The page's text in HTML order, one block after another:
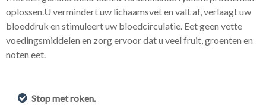
oplossen.U vermindert uw lichaamsvet en valt af, verlaagt uw
bloeddruk en stimuleert uw bloedcirculatie. Eet geen vette
voedingsmiddelen en zorg ervoor dat u veel fruit, groenten en
noten eet.
Stop met roken.